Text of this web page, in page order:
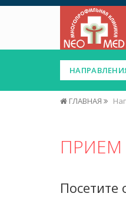
ГЛАВНАЯ
ПРИЕМ
Посетите